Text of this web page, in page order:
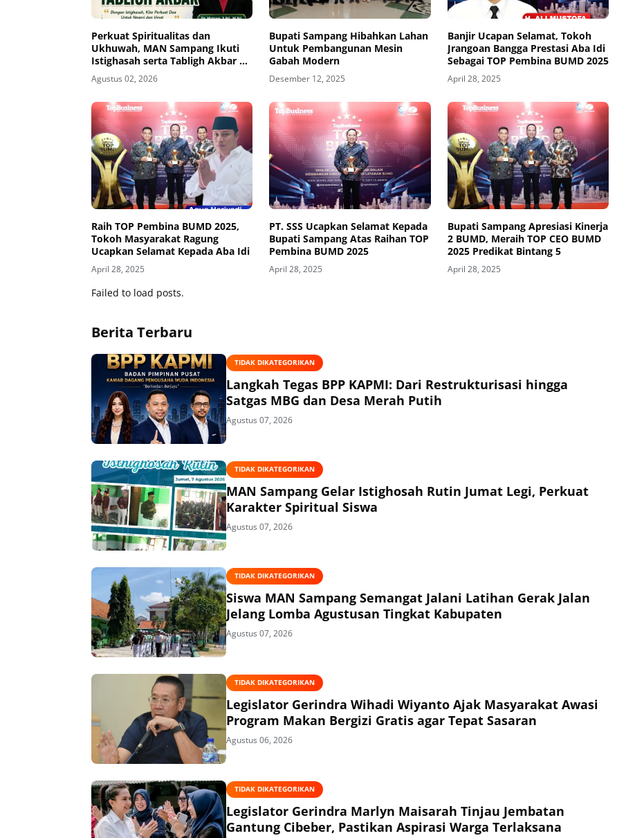
Perkuat Spiritualitas dan
Ukhuwah, MAN Sampang Ikuti
Istighasah serta Tabligh Akbar di
Al Akbar Surabaya
Agustus 02, 2026
Bupati Sampang Hibahkan Lahan
Untuk Pembangunan Mesin
Gabah Modern
Desember 12, 2025
Banjir Ucapan Selamat, Tokoh
Jrangoan Bangga Prestasi Aba Idi
Sebagai TOP Pembina BUMD 2025
April 28, 2025
Raih TOP Pembina BUMD 2025,
Tokoh Masyarakat Ragung
Ucapkan Selamat Kepada Aba Idi
April 28, 2025
PT. SSS Ucapkan Selamat Kepada
Bupati Sampang Atas Raihan TOP
Pembina BUMD 2025
April 28, 2025
Bupati Sampang Apresiasi Kinerja
2 BUMD, Meraih TOP CEO BUMD
2025 Predikat Bintang 5
April 28, 2025
Failed to load posts.
Berita Terbaru
TIDAK DIKATEGORIKAN
Langkah Tegas BPP KAPMI: Dari Restrukturisasi hingga
Satgas MBG dan Desa Merah Putih
Agustus 07, 2026
TIDAK DIKATEGORIKAN
MAN Sampang Gelar Istighosah Rutin Jumat Legi, Perkuat
Karakter Spiritual Siswa
Agustus 07, 2026
TIDAK DIKATEGORIKAN
Siswa MAN Sampang Semangat Jalani Latihan Gerak Jalan
Jelang Lomba Agustusan Tingkat Kabupaten
Agustus 07, 2026
TIDAK DIKATEGORIKAN
Legislator Gerindra Wihadi Wiyanto Ajak Masyarakat Awasi
Program Makan Bergizi Gratis agar Tepat Sasaran
Agustus 06, 2026
TIDAK DIKATEGORIKAN
Legislator Gerindra Marlyn Maisarah Tinjau Jembatan
Gantung Cibeber, Pastikan Aspirasi Warga Terlaksana